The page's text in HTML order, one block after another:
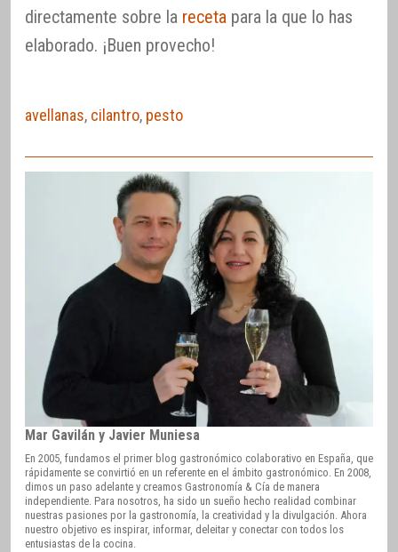
directamente sobre la receta para la que lo has
elaborado. ¡Buen provecho!
avellanas, cilantro, pesto
Mar Gavilán y Javier Muniesa
En 2005, fundamos el primer blog gastronómico colaborativo en España, que
rápidamente se convirtió en un referente en el ámbito gastronómico. En 2008,
dimos un paso adelante y creamos Gastronomía & Cía de manera
independiente. Para nosotros, ha sido un sueño hecho realidad combinar
nuestras pasiones por la gastronomía, la creatividad y la divulgación. Ahora
nuestro objetivo es inspirar, informar, deleitar y conectar con todos los
entusiastas de la cocina.